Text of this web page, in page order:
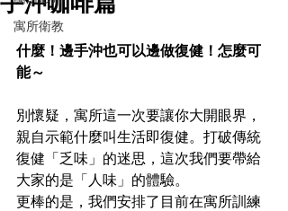
寓所衛教
什麼！邊手沖也可以邊做復健！怎麼可
能～
別懷疑，寓所這一次要讓你大開眼界，
親自示範什麼叫生活即復健。打破傳統
復健「乏味」的迷思，這次我們要帶給
大家的是「人味」的體驗。
更棒的是，我們安排了目前在寓所訓練